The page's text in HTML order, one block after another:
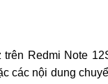
Redmi Note
các nội dung